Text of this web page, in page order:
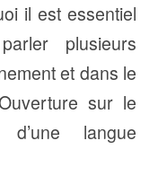
il est essentiel
plusieurs
et dans le
sur le
d’une langue